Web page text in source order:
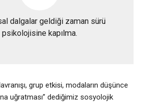
dalgalar geldiği zaman sürü
psikolojisine kapılma.
grup etkisi, modaların düşünce
uğratması” dediğimiz sosyolojik